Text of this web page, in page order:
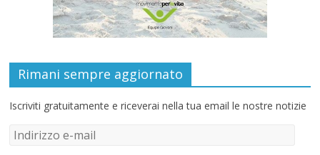
Rimani sempre aggiornato
Iscriviti gratuitamente e riceverai nella tua email le nostre notizie